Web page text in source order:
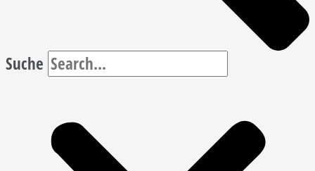
Suche